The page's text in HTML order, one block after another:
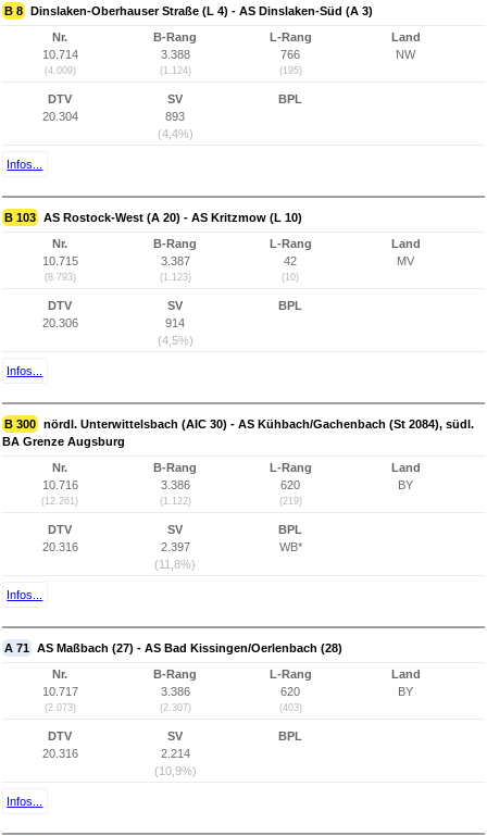
B 8 Dinslaken-Oberhauser Straße (L 4) - AS Dinslaken-Süd (A 3)
Nr.
10.714
(4.009)
B-Rang
3.388
(1.124)
L-Rang
766
(195)
Land
NW
DTV
20.304
SV
893
(4,4%)
BPL
Infos...
B 103 AS Rostock-West (A 20) - AS Kritzmow (L 10)
Nr.
10.715
(8.793)
B-Rang
3.387
(1.123)
L-Rang
42
(10)
Land
MV
DTV
20.306
SV
914
(4,5%)
BPL
Infos...
B 300 nördl. Unterwittelsbach (AIC 30) - AS Kühbach/Gachenbach (St 2084), südl.
BA Grenze Augsburg
Nr.
10.716
(12.261)
B-Rang
3.386
(1.122)
L-Rang
620
(219)
Land
BY
DTV
20.316
SV
2.397
(11,8%)
BPL
WB*
Infos...
A 71 AS Maßbach (27) - AS Bad Kissingen/Oerlenbach (28)
Nr.
10.717
(2.073)
B-Rang
3.386
(2.307)
L-Rang
620
(403)
Land
BY
DTV
20.316
SV
2.214
(10,9%)
BPL
Infos...